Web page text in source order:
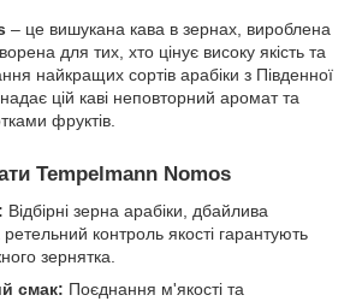
– це вишукана кава в зернах, вироблена
для тих, хто цінує високу якість та
найкращих сортів арабіки з Південної
цій каві неповторний аромат та
фруктів.
Tempelmann Nomos
Відбірні зерна арабіки, дбайлива
контроль якості гарантують
зернятка.
смак: Поєднання м'якості та